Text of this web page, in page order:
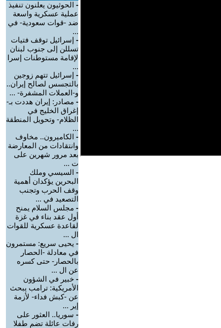
- الحوثيون يعلنون تنفيذ
عملية عسكرية واسعة
ضد -قوات سعودية- في
...
- إسرائيل توقف فتيات
تسللن إلى جنوب لبنان
لإقامة مستوطنات إسرا
...
- إسرائيل تتهم زوجين
بالتجسس لصالح إيران..
و-العملات المشفرة- ...
- مصادر: إيران هددت بـ-
إغراق الخليج في
الظلام- وتحويل المنطقة
...
- الكاميرون.. مخاوف
وانتقادات من المعارضة
بعد مرور شهرين على
ت ...
- السيسي وملك
البحرين يؤكدان أهمية
وقف الحرب وتجنب
التصعيد في ...
- مجلس السلام يمنح
أول عقد بناء في غزة
لقاعدة عسكرية للقوات
ال ...
- يحيى سريع: مستمرون
في معادلة -الحصار
بالحصار- حتى كسره
عن ال ...
- خبير في الشؤون
الأمريكية: ترامب يبحث
عن -كبش فداء- لأزمة
إير ...
- سوريا.. العثور على
رفات عائلة تضم طفلا